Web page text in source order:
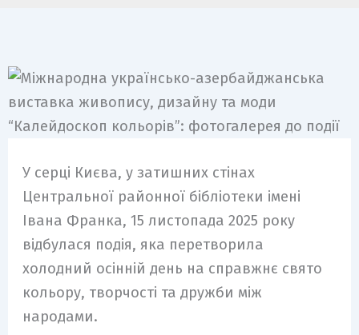
У серці Києва, у затишних стінах
Центральної районної бібліотеки імені
Івана Франка, 15 листопада 2025 року
відбулася подія, яка перетворила
холодний осінній день на справжнє свято
кольору, творчості та дружби між
народами.